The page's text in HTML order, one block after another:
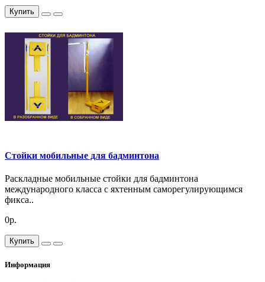
Купить
Стойки мобильные для бадминтона
Раскладные мобильные стойки для бадминтона
международного класса с яхтенным саморегулирующимся
фикса..
0р.
Купить
Информация